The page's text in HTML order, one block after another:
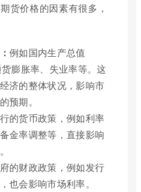
货价格的因素有很多，
例如国内生产总值
货膨胀率、失业率等。这
济的整体状况，影响市
预期。
的货币政策，例如利率
金率调整等，直接影响
的财政政策，例如发行
也会影响市场利率。